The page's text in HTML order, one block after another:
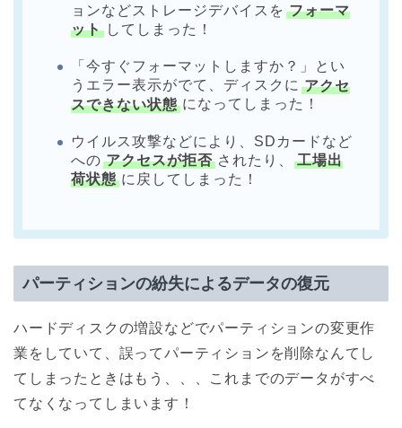
ョンなどストレージデバイスを フォーマ
ット してしまった！
「今すぐフォーマットしますか？」とい
うエラー表示がでて、ディスクに アクセ
スできない状態 になってしまった！
ウイルス攻撃などにより、SDカードなど
への アクセスが拒否 されたり、
工場出
荷状態 に戻してしまった！
パーティションの紛失によるデータの復元
ハードディスクの増設などでパーティションの変更作
業をしていて、誤ってパーティションを削除なんてし
てしまったときはもう、、、これまでのデータがすべ
てなくなってしまいます！